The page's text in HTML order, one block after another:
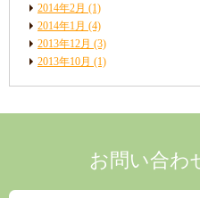
2014年2月 (1)
2014年1月 (4)
2013年12月 (3)
2013年10月 (1)
お問い合わ